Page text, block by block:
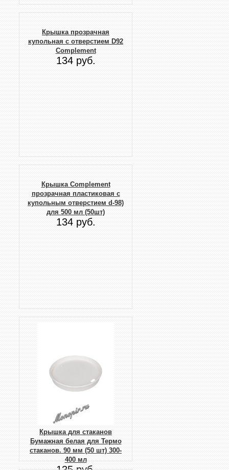
Крышка прозрачная
купольная с отверстием D92
Complement
134 руб.
Крышка Complement
прозрачная пластиковая с
купольным отверстием d-98)
для 500 мл (50шт)
134 руб.
Крышка для стаканов
Бумажная белая для Термо
стаканов. 90 мм (50 шт) 300-
400 мл